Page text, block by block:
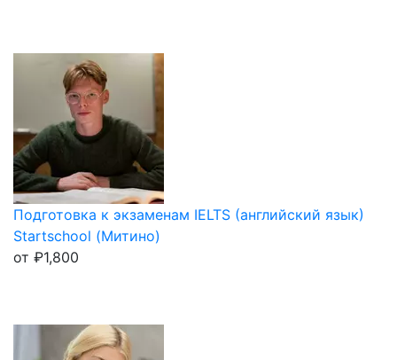
Подготовка к экзаменам IELTS (английский язык)
Startschool (Митино)
от ₽1,800